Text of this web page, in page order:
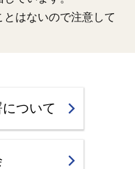
はないので注意して
ついて